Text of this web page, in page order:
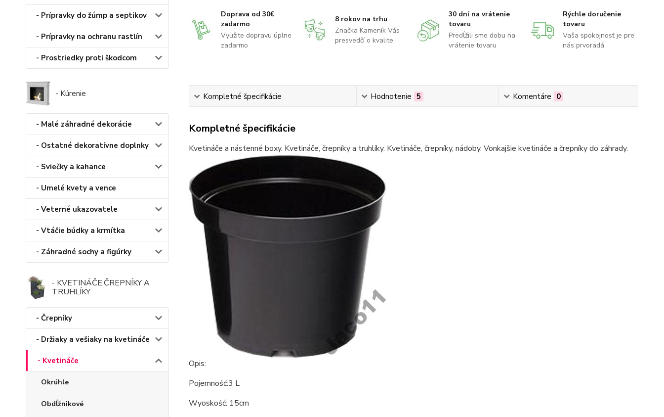
- Prípravky do žúmp a septikov
- Prípravky na ochranu rastlín
- Prostriedky proti škodcom
- Kúrenie
- Malé záhradné dekorácie
- Ostatné dekoratívne doplnky
- Sviečky a kahance
- Umelé kvety a vence
- Veterné ukazovatele
- Vtáčie búdky a krmítka
- Záhradné sochy a figúrky
- KVETINÁČE,ČREPNÍKY A
TRUHLÍKY
- Črepníky
- Držiaky a vešiaky na kvetináče
- Kvetináče
Okrúhle
Obdĺžnikové
Doprava od 30€
zadarmo
Využite dopravu úplne
zadarmo
8 rokov na trhu
Značka Kameník Vás
presvedčí o kvalite
30 dní na vrátenie
tovaru
Predĺžili sme dobu na
vrátenie tovaru
Rýchle doručenie
tovaru
Vaša spokojnosť je pre
nás prvoradá
Kompletné špecifikácie Hodnotenie 5 Komentáre 0
Kompletné špecifikácie
Kvetináče a nástenné boxy. Kvetináče, črepníky a truhlíky. Kvetináče, črepníky, nádoby. Vonkajšie kvetináče a črepníky do záhrady.
Opis:
Pojemność:3 L
Wyoskość: 15cm